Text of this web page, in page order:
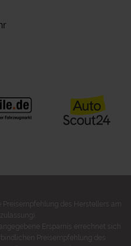
Preisempfehlung des Herstellers am
Ersparnis errechnet sich
Preisempfehlung des